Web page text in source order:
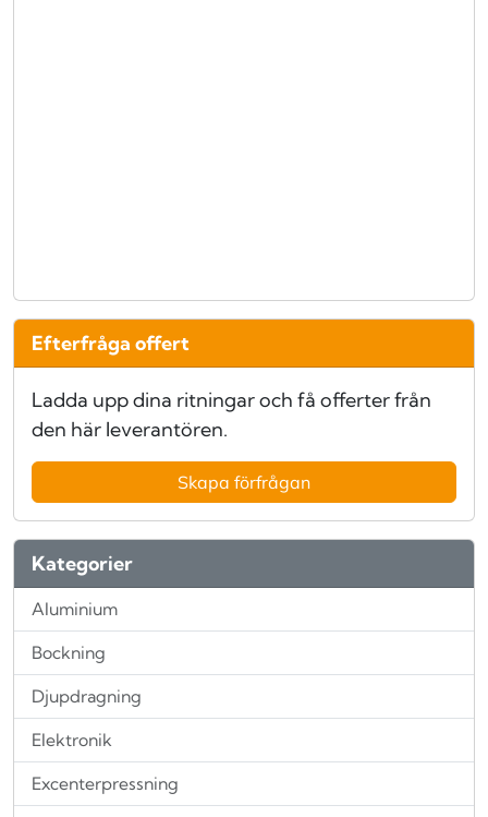
Efterfråga offert
Ladda upp dina ritningar och få offerter från
den här leverantören.
Skapa förfrågan
Kategorier
Aluminium
Bockning
Djupdragning
Elektronik
Excenterpressning